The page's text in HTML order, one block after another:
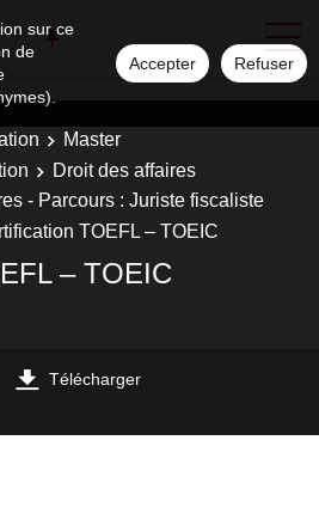
sur ce
de
Accepter Refuser
Master
Droit des affaires
- Parcours : Juriste fiscaliste
TOEFL – TOEIC
– TOEIC
Télécharger